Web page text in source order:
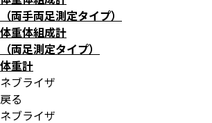
（両手両足測定タイプ）
体重体組成計
（両足測定タイプ）
体重計
ネブライザ
戻る
ネブライザ